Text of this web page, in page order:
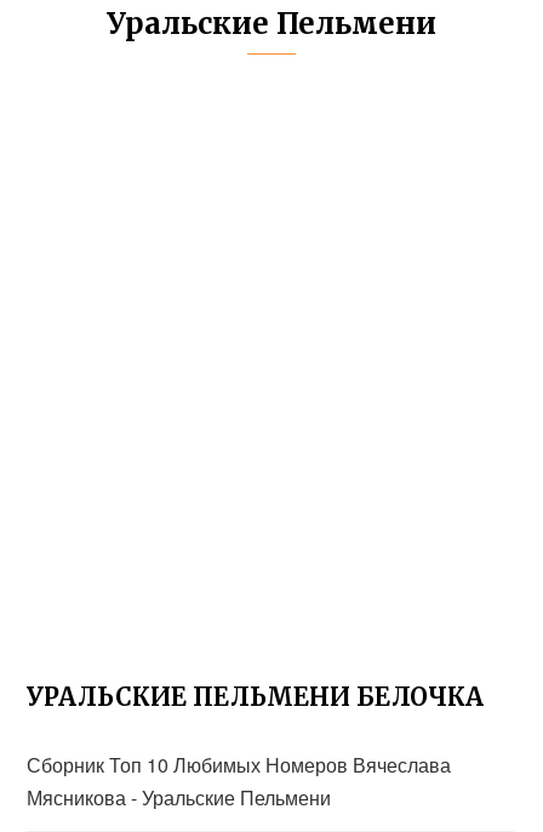
Уральские Пельмени
УРАЛЬСКИЕ ПЕЛЬМЕНИ БЕЛОЧКА
Сборник Топ 10 Любимых Номеров Вячеслава
Мясникова - Уральские Пельмени